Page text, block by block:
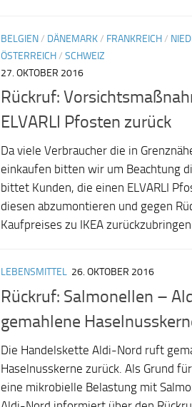
BELGIEN/ DÄNEMARK/ FRANKREICH/
ÖSTERREICH/ SCHWEIZ
27. OKTOBER 2016
Rückruf:
ELVARLI Pfosten zurück
Da viele Verbraucher die in
einkaufen bitten wir um Beachtung
bittet Kunden, die einen ELVARLI
diesen abzumontieren und gegen
Kaufpreises zu IKEA
LEBENSMITTEL 26. OKTOBER 2016
Rückruf: Salmonellen –
gemahlene
Die Handelskette Aldi-Nord ruft
Haselnusskerne zurück. Als Grund
eine mikrobielle Belastung mit